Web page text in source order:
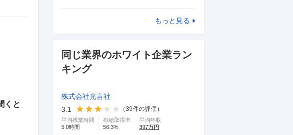
くと
もっと見る
同じ業界のホワイト企業ラン
キング
株式会社光言社
3.1
（39件の評価）
平均残業時間
5.0時間
有給取得率
56.3%
平均年収
397万円